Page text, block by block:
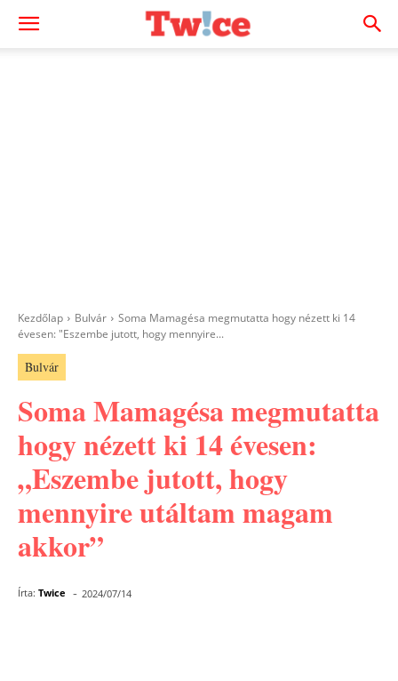
Kezdőlap Bulvár
Soma Mamagésa megmutatta hogy nézett ki 14
évesen: "Eszembe jutott, hogy mennyire...
Bulvár
Soma Mamagésa megmutatta
hogy nézett ki 14 évesen:
„Eszembe jutott, hogy
mennyire utáltam magam
akkor”
Írta: Twice - 2024/07/14